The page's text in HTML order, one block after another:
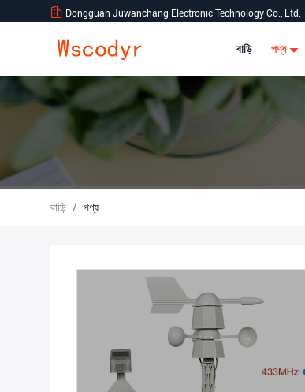
Dongguan Juwanchang Electronic Technology Co., Ltd.
বাড়ি পণ্য
বাড়ি / পণ্য